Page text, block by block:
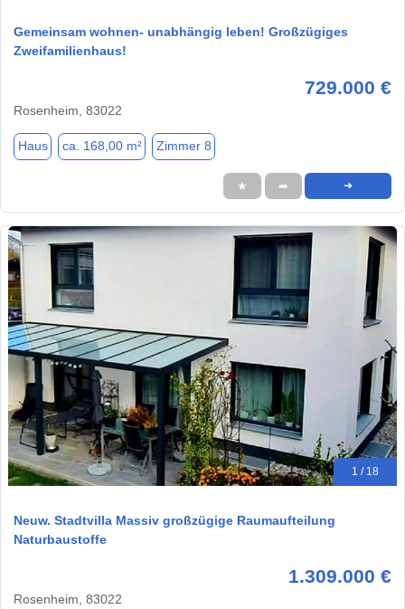
Gemeinsam wohnen- unabhängig leben! Großzügiges
Zweifamilienhaus!
729.000 €
Rosenheim, 83022
Haus ca. 168,00 m² Zimmer 8
★ ➦ ➜
1 / 18
Neuw. Stadtvilla Massiv großzügige Raumaufteilung
Naturbaustoffe
1.309.000 €
Rosenheim, 83022